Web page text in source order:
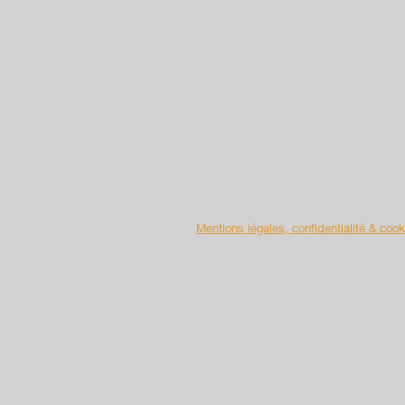
Mentions légales, confidentialité &